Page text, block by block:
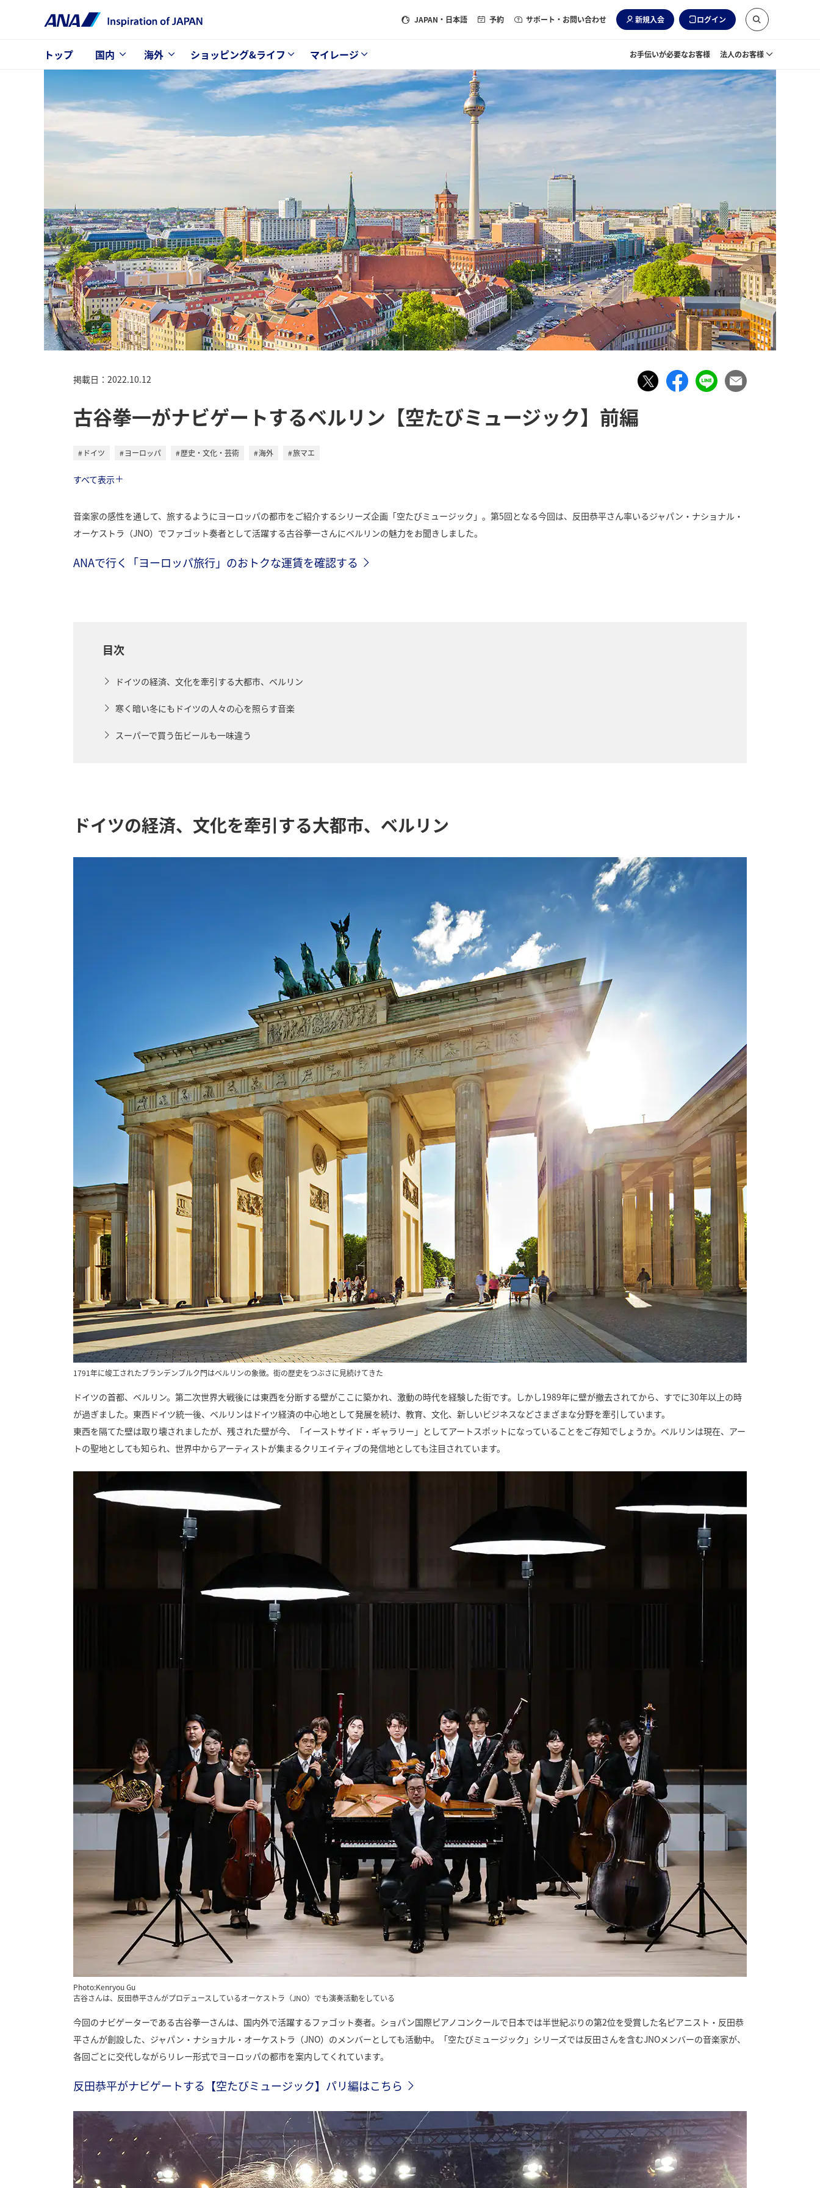
JAPAN ・日本語 予約 サポート・お問い合わせ 新規入会 ログイン
トップ 国内 海外 ショッピング&ライフ マイレージ お手伝いが必要なお客様 法人のお客様
掲載日：2022.10.12
古谷拳一がナビゲートするベルリン【空たびミュージック】前編
ドイツ ヨーロッパ 歴史・文化・芸術 海外
旅マエ
すべて表示
音楽家の感性を通して、旅するようにヨーロッパの都市をご紹介するシリーズ企画「空たびミュージック」。第5回となる今回は、反田恭平さん率いるジャパン・ナショナル・
オーケストラ（JNO）でファゴット奏者として活躍する古谷拳一さんにベルリンの魅力をお聞きしました。
ANAで行く「ヨーロッパ旅行」のおトクな運賃を確認する
目次
ドイツの経済、文化を牽引する大都市、ベルリン
寒く暗い冬にもドイツの人々の心を照らす音楽
スーパーで買う缶ビールも一味違う
ドイツの経済、文化を牽引する大都市、ベルリン
1791年に竣工されたブランデンブルク門はベルリンの象徴。街の歴史をつぶさに見続けてきた
ドイツの首都、ベルリン。第二次世界大戦後には東西を分断する壁がここに築かれ、激動の時代を経験した街です。しかし1989年に壁が撤去されてから、すでに30年以上の時
が過ぎました。東西ドイツ統一後、ベルリンはドイツ経済の中心地として発展を続け、教育、文化、新しいビジネスなどさまざまな分野を牽引しています。
東西を隔てた壁は取り壊されましたが、残された壁が今、「イーストサイド・ギャラリー」としてアートスポットになっていることをご存知でしょうか。ベルリンは現在、アー
トの聖地としても知られ、世界中からアーティストが集まるクリエイティブの発信地としても注目されています。
Photo:Kenryou Gu
古谷さんは、反田恭平さんがプロデュースしているオーケストラ（JNO）でも演奏活動をしている
今回のナビゲーターである古谷拳一さんは、国内外で活躍するファゴット奏者。ショパン国際ピアノコンクールで日本では半世紀ぶりの第2位を受賞した名ピアニスト・反田恭
平さんが創設した、ジャパン・ナショナル・オーケストラ（JNO）のメンバーとしても活動中。「空たびミュージック」シリーズでは反田さんを含むJNOメンバーの音楽家が、
各回ごとに交代しながらリレー形式でヨーロッパの都市を案内してくれています。
反田恭平がナビゲートする【空たびミュージック】パリ編はこちら